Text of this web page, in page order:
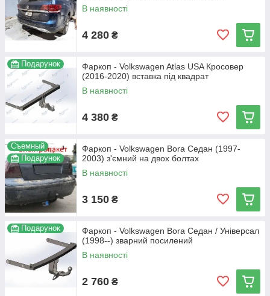
В наявності
4 280 ₴
Подарунок
Фаркоп - Volkswagen Atlas USA Кросовер
(2016-2020) вставка під квадрат
В наявності
4 380 ₴
Съемный
Подарунок
Фаркоп - Volkswagen Bora Седан (1997-
2003) з'ємний на двох болтах
В наявності
3 150 ₴
Подарунок
Фаркоп - Volkswagen Bora Седан / Універсал
(1998--) зварний посилений
В наявності
2 760 ₴